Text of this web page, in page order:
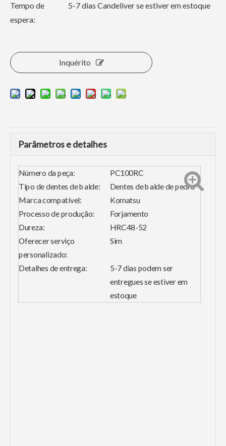
Tempo de
espera:
5-7 dias Candeliver se estiver em estoque
Inquérito
Parâmetros e detalhes
Número da peça:
PC100RC
Tipo de dentes de balde:
Dentes de balde de pedra
Marca compatível:
Komatsu
Processo de produção:
Forjamento
Dureza:
HRC48-52
Oferecer serviço
personalizado:
Sim
Detalhes de entrega: 5-7 dias podem ser
entregues se estiver em
estoque